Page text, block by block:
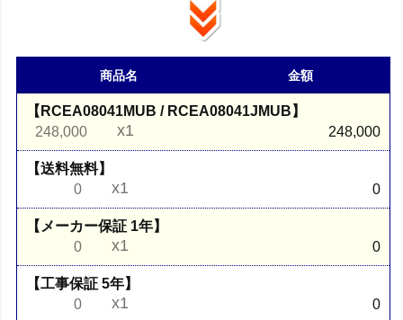
商品名 金額
【RCEA08041MUB / RCEA08041JMUB】
248,000
x1 248,000
【送料無料】
0
x1 0
【メーカー保証 1年】
0
x1 0
【工事保証 5年】
0
x1 0